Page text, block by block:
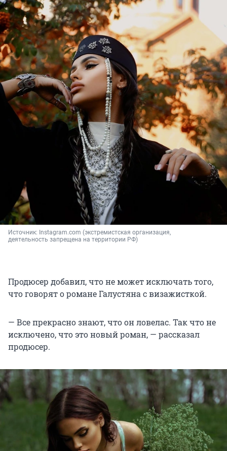
Источник: Instagram.com (экстремистская организация,
деятельность запрещена на территории РФ)
Продюсер добавил, что не может исключать того,
что говорят о романе Галустяна с визажисткой.
— Все прекрасно знают, что он ловелас. Так что не
исключено, что это новый роман, — рассказал
продюсер.